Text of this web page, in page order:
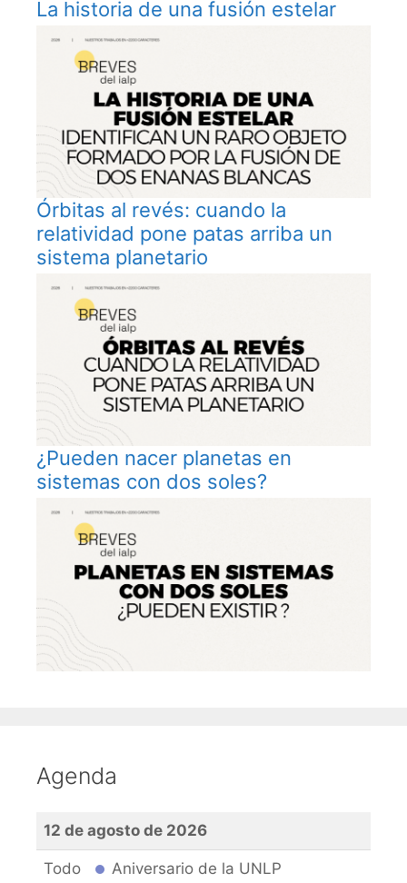
La historia de una fusión estelar
Órbitas al revés: cuando la
relatividad pone patas arriba un
sistema planetario
¿Pueden nacer planetas en
sistemas con dos soles?
Agenda
12 de agosto de 2026
Todo
Aniversario de la UNLP